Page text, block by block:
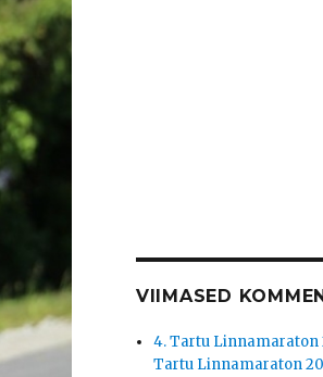
VIIMASED
4. Tartu Linnamaraton
Tartu Linnamaraton